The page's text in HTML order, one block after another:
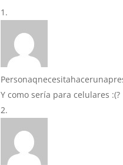
Y como sería para celulares :(?